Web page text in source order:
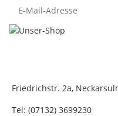
Friedrichstr. 2a,
Tel: (07132) 3699230